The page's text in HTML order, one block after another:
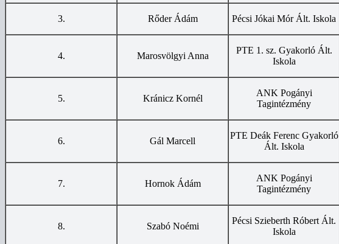
3. Rőder Ádám Pécsi Jókai Mór Ált. Iskola
4. Marosvölgyi Anna
PTE 1. sz. Gyakorló Ált.
Iskola
5. Kránicz Kornél
ANK Pogányi
Tagintézmény
6. Gál Marcell
PTE Deák Ferenc Gyakorló
Ált. Iskola
7. Hornok Ádám
ANK Pogányi
Tagintézmény
8. Szabó Noémi
Pécsi Szieberth Róbert Ált.
Iskola